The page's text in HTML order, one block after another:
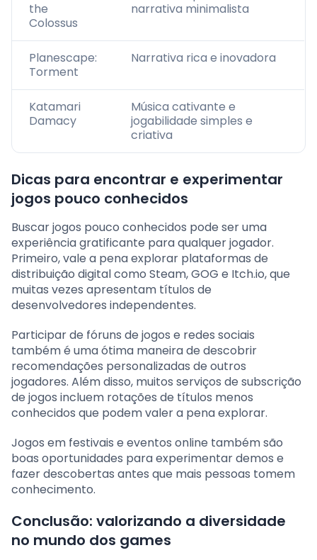
the
Colossus
narrativa minimalista
Planescape:
Torment
Narrativa rica e inovadora
Katamari
Damacy
Música cativante e
jogabilidade simples e
criativa
Dicas para encontrar e experimentar
jogos pouco conhecidos
Buscar jogos pouco conhecidos pode ser uma
experiência gratificante para qualquer jogador.
Primeiro, vale a pena explorar plataformas de
distribuição digital como Steam, GOG e Itch.io, que
muitas vezes apresentam títulos de
desenvolvedores independentes.
Participar de fóruns de jogos e redes sociais
também é uma ótima maneira de descobrir
recomendações personalizadas de outros
jogadores. Além disso, muitos serviços de subscrição
de jogos incluem rotações de títulos menos
conhecidos que podem valer a pena explorar.
Jogos em festivais e eventos online também são
boas oportunidades para experimentar demos e
fazer descobertas antes que mais pessoas tomem
conhecimento.
Conclusão: valorizando a diversidade
no mundo dos games